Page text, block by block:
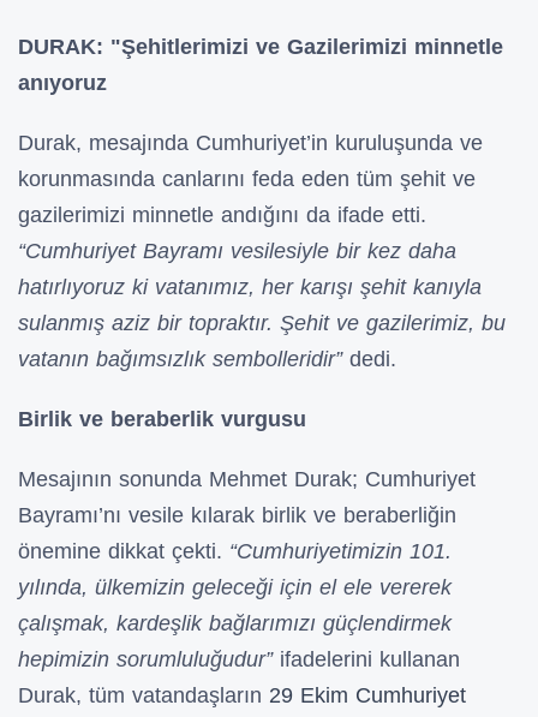
DURAK: "Şehitlerimizi ve Gazilerimizi minnetle
anıyoruz
Durak, mesajında Cumhuriyet’in kuruluşunda ve
korunmasında canlarını feda eden tüm şehit ve
gazilerimizi minnetle andığını da ifade etti.
“Cumhuriyet Bayramı vesilesiyle bir kez daha
hatırlıyoruz ki vatanımız, her karışı şehit kanıyla
sulanmış aziz bir topraktır. Şehit ve gazilerimiz, bu
vatanın bağımsızlık sembolleridir”dedi.
Birlik ve beraberlik vurgusu
Mesajının sonunda Mehmet Durak; Cumhuriyet
Bayramı’nı vesile kılarak birlik ve beraberliğin
önemine dikkat çekti. “Cumhuriyetimizin 101.
yılında, ülkemizin geleceği için el ele vererek
çalışmak, kardeşlik bağlarımızı güçlendirmek
hepimizin sorumluluğudur”ifadelerini kullanan
Durak, tüm vatandaşların 29 Ekim Cumhuriyet